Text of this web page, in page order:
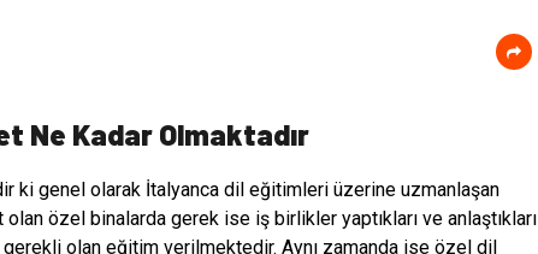
Ne Kadar Olmaktadır
ki genel olarak İtalyanca dil eğitimleri üzerine uzmanlaşan
özel binalarda gerek ise iş birlikler yaptıkları ve anlaştıkları
olan eğitim verilmektedir. Aynı zamanda ise özel dil